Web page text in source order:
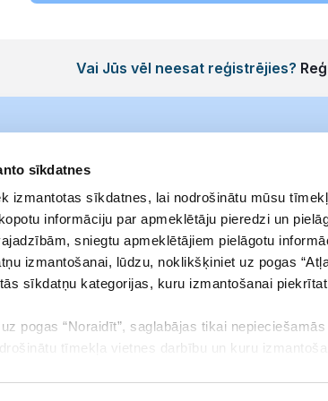
sīkdatnes
izmantotas sīkdatnes, lai nodrošinātu mūsu
informāciju par apmeklētāju pieredzi un
sniegtu apmeklētājiem pielāgotu
izmantošanai, lūdzu, noklikšķiniet uz pogas
sīkdatņu kategorijas, kuru izmantošanai
pogas “Noraidīt”, saglabājas tikai
tīmekļa vietnes darbību un kuru
Vai Jūs vēl neesat reģistrējies?
Noteikumi
Privātuma politika
Adrese